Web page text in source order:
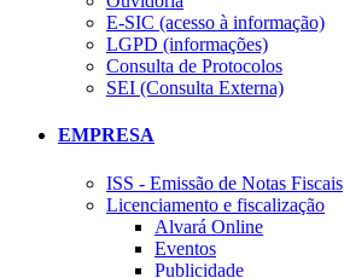
E-SIC (acesso à informação)
LGPD (informações)
Consulta de Protocolos
SEI (Consulta Externa)
EMPRESA
ISS - Emissão de Notas Fiscais
Licenciamento e fiscalização
Alvará Online
Eventos
Publicidade